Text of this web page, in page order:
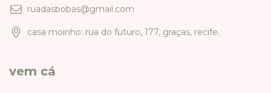
ruadasbobas@gmail.com
casa moinho: rua do futuro, 177, graças, recife.
vem cá